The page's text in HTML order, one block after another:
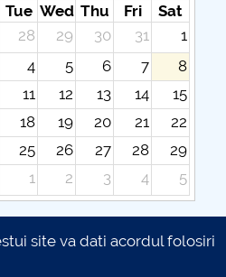
Tue Wed Thu Fri
Sat
28 29 30 31
1
4 5 6 7
8
11 12 13 14
15
18 19 20 21
22
25 26 27 28
29
1 2 3 4 5
site va dati acordul folosiri